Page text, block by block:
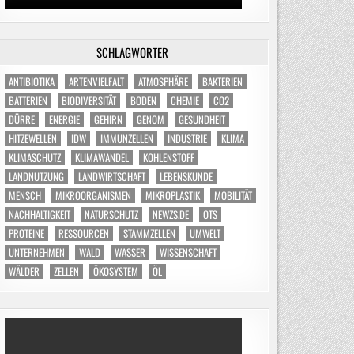
SCHLAGWÖRTER
ANTIBIOTIKA ARTENVIELFALT ATMOSPHÄRE
BAKTERIEN
BATTERIEN
BIODIVERSITÄT BODEN CHEMIE
CO2
DÜRRE
ENERGIE GEHIRN GENOM
GESUNDHEIT
HITZEWELLEN
IDW IMMUNZELLEN INDUSTRIE
KLIMA
KLIMASCHUTZ
KLIMAWANDEL
KOHLENSTOFF
LANDNUTZUNG
LANDWIRTSCHAFT
LEBENSKUNDE
MENSCH
MIKROORGANISMEN MIKROPLASTIK
MOBILITÄT
NACHHALTIGKEIT
NATURSCHUTZ NEWZS.DE
OTS
PROTEINE
RESSOURCEN STAMMZELLEN
UMWELT
UNTERNEHMEN
WALD WASSER
WISSENSCHAFT
WÄLDER
ZELLEN ÖKOSYSTEM ÖL